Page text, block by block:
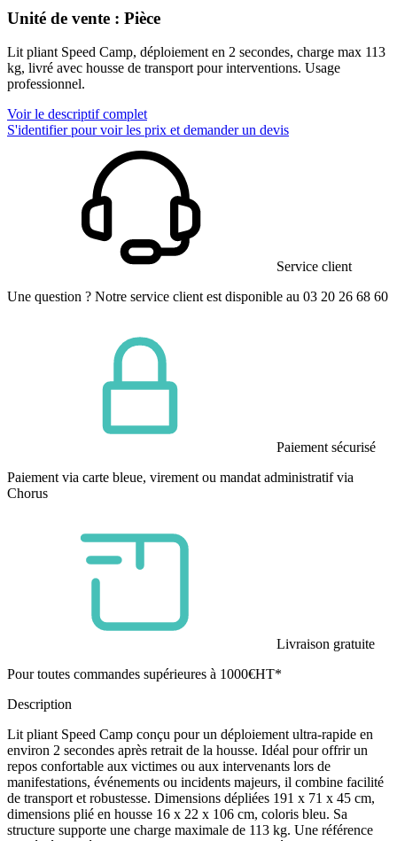
Unité de vente : Pièce
Lit pliant Speed Camp, déploiement en 2 secondes, charge max 113
kg, livré avec housse de transport pour interventions. Usage
professionnel.
Voir le descriptif complet
S'identifier pour voir les prix et demander un devis
Service client
Une question ? Notre service client est disponible au 03 20 26 68 60
Paiement sécurisé
Paiement via carte bleue, virement ou mandat administratif via
Chorus
Livraison gratuite
Pour toutes commandes supérieures à 1000€HT*
Description
Lit pliant Speed Camp conçu pour un déploiement ultra-rapide en
environ 2 secondes après retrait de la housse. Idéal pour offrir un
repos confortable aux victimes ou aux intervenants lors de
manifestations, événements ou incidents majeurs, il combine facilité
de transport et robustesse. Dimensions dépliées 191 x 71 x 45 cm,
dimensions plié en housse 16 x 22 x 106 cm, coloris bleu. Sa
structure supporte une charge maximale de 113 kg. Une référence